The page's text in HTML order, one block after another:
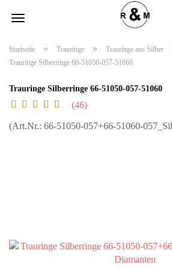
Startseite » Trauringe » Trauringe aus Silber
Trauringe Silberringe 66-51050-057-51060
Trauringe Silberringe 66-51050-057-51060
46
(Art.Nr.: 66-51050-057+66-51060-